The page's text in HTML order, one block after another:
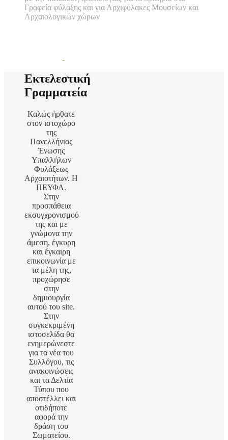
Γραφεία φύλαξης και για Αρχιφύλακες Μουσείων και
Αρχαιολογικών χώρων
Εκτελεστική
Γραμματεία
Καλώς ήρθατε
στον ιστοχώρο
της
Πανελλήνιας
Ένωσης
Υπαλλήλων
Φυλάξεως
Αρχαιοτήτων. Η
ΠΕΥΦΑ.
Στην
προσπάθεια
εκσυγχρονισμού
της και με
γνώμονα την
άμεση, έγκυρη
και έγκαιρη
επικοινωνία με
τα μέλη της,
προχώρησε
στην
δημιουργία
αυτού του site.
Στην
συγκεκριμένη
ιστοσελίδα θα
ενημερώνεστε
για τα νέα του
Συλλόγου, τις
ανακοινώσεις
και τα Δελτία
Τύπου που
αποστέλλει και
οτιδήποτε
αφορά την
δράση του
Σωματείου.